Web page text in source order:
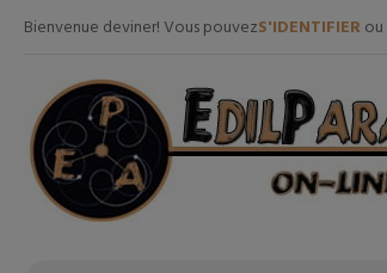
Bienvenue deviner! Vous pouvezS'IDENTIFIERou